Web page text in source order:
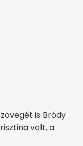
is Bródy
volt, a